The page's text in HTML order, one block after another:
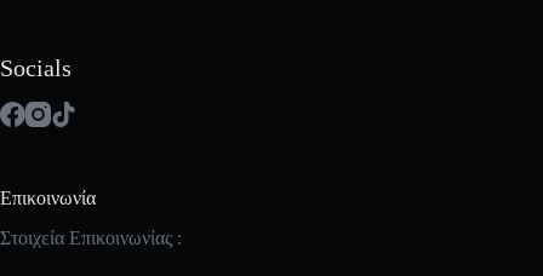
Socials
Επικοινωνία
Στοιχεία Επικοινωνίας :